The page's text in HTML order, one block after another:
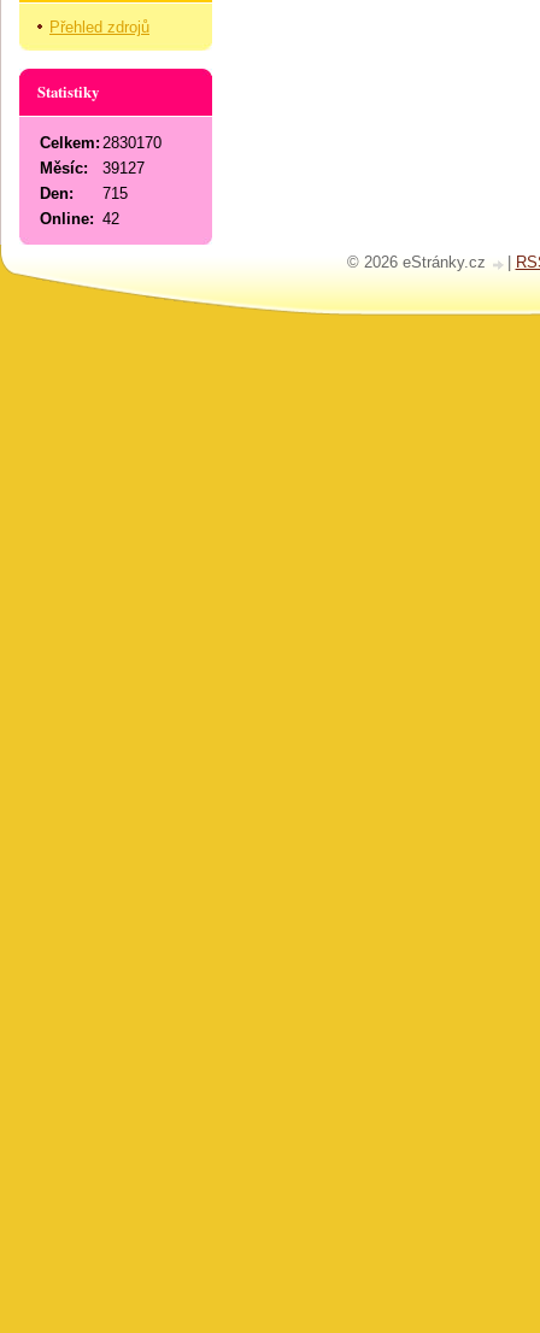
Přehled zdrojů
Statistiky
Online: 42
Celkem: 2830170
Měsíc:
39127
Den:
715
© 2026 eStránky.cz